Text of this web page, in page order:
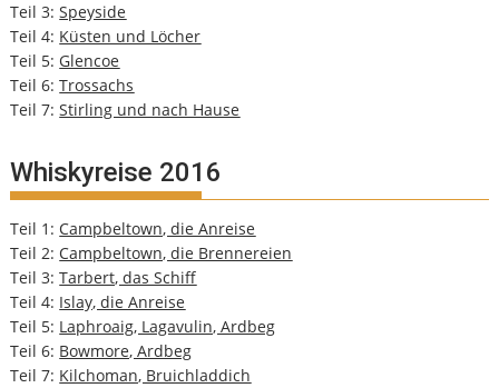
Teil 3:Speyside
Teil 4: Küsten und Löcher
Teil 5: Glencoe
Teil 6:Trossachs
Teil 7:Stirling und nach Hause
Whiskyreise 2016
Teil 1: Campbeltown, die Anreise
Teil 2: Campbeltown, die Brennereien
Teil 3:Tarbert, das Schiff
Teil 4: Islay, die Anreise
Teil 5: Laphroaig, Lagavulin, Ardbeg
Teil 6: Bowmore, Ardbeg
Teil 7: Kilchoman, Bruichladdich